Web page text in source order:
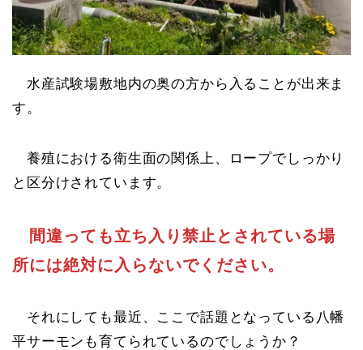
水産試験場敷地内の奥の方から入ることが出来ま
す。
養殖における衛生面の関係上、ロープでしっかり
と区分けされています。
間違っても立ち入り禁止とされている場
所には絶対に入らないでください。
それにしても最近、ここで話題となっている八幡
平サーモンも育てられているのでしょうか？